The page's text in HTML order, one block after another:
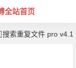
全站首页
搜索重复文件 pro